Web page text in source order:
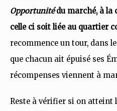
Opportunitédu marché, à
celle ci soit liée au quartier
recommence un tour, dans
que chacun ait épuisé ses
récompenses viennent à
Reste à vérifier si on atteint